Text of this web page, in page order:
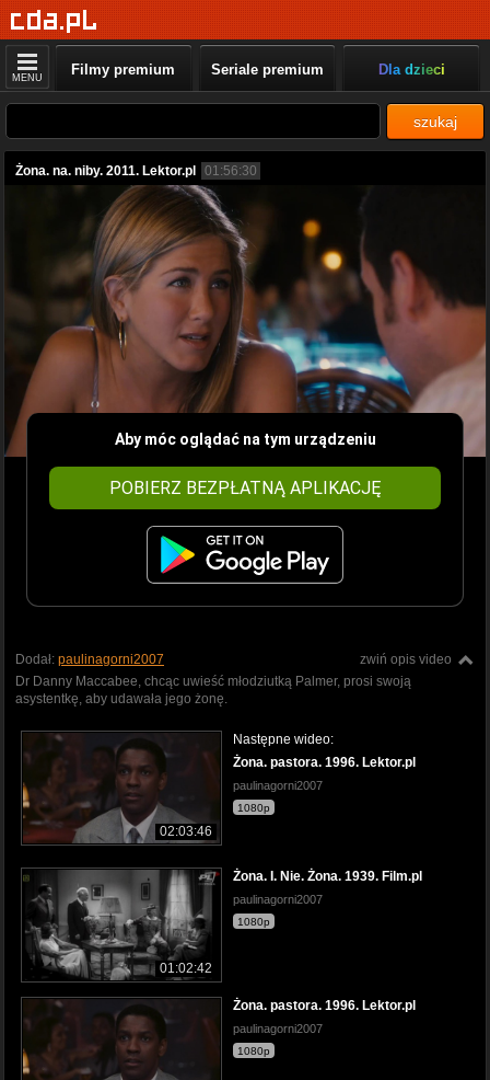
MENU Filmy premium Seriale premium Dla dzieci
szukaj
Żona. na. niby. 2011. Lektor.pl 01:56:30
Aby móc oglądać na tym urządzeniu
POBIERZ BEZPŁATNĄ APLIKACJĘ
zwiń opis video
Dodał: paulinagorni2007
Dr Danny Maccabee, chcąc uwieść młodziutką Palmer, prosi swoją
asystentkę, aby udawała jego żonę.
02:03:46
Następne wideo:
Żona. pastora. 1996. Lektor.pl
paulinagorni2007
1080p
01:02:42
Żona. I. Nie. Żona. 1939. Film.pl
paulinagorni2007
1080p
Żona. pastora. 1996. Lektor.pl
paulinagorni2007
1080p